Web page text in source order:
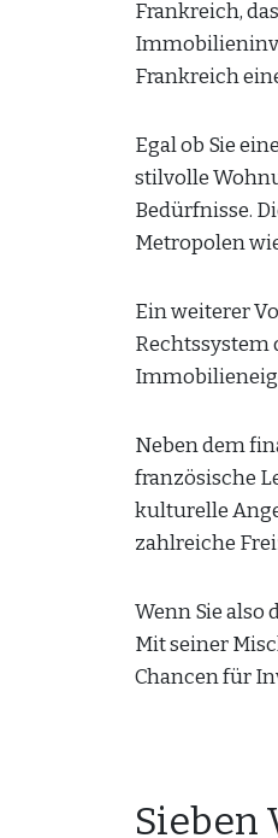
Frankreich,
Frankreich
Egal ob Sie
stilvolle
Bedürfnisse.
Metropolen
Ein weiterer
Rechtssystem
Neben dem
französische
kulturelle
zahlreiche
Wenn Sie also
Mit seiner
Chancen für
Sieben